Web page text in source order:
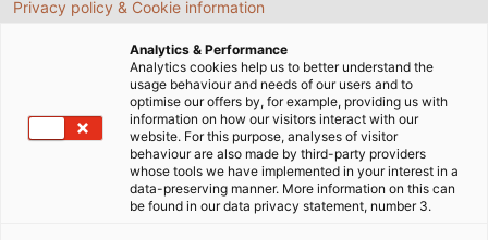
với nhóm của mình đảm nhận các lô hàng được dán
nhãn và đóng gói riêng theo yêu cầu.
HELUKABEL VIETNAM
Ngay cả các công trường xây dựng cũng có một địa
chỉ bưu điện, nhưng còn ngoài hàng rào công trường
Privacy policy & Cookie information
Analytics & Performance
Analytics cookies help us to better understand the
usage behaviour and needs of our users and to
optimise our offers by, for example, providing us with
information on how our visitors interact with our
website. For this purpose, analyses of visitor
behaviour are also made by third-party providers
whose tools we have implemented in your interest in a
data-preserving manner. More information on this can
be found in our data privacy statement, number 3.